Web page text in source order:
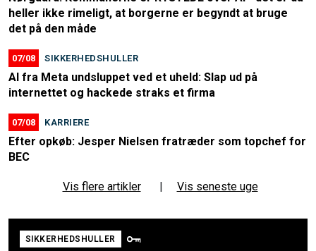
heller ikke rimeligt, at borgerne er begyndt at bruge
det på den måde
07/08 SIKKERHEDSHULLER
AI fra Meta undsluppet ved et uheld: Slap ud på
internettet og hackede straks et firma
07/08 KARRIERE
Efter opkøb: Jesper Nielsen fratræder som topchef for
BEC
Vis flere artikler Vis seneste uge
SIKKERHEDSHULLER